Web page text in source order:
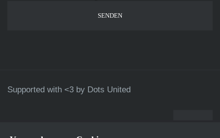
Supported with <3 by Dots United